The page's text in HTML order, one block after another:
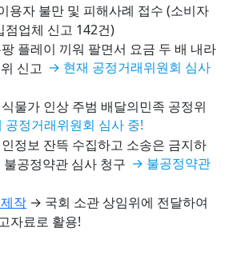
용자 불만 및 피해사례 접수 (소비자
점업체 신고 142건)
플레이 끼워 팔면서 요금 두 배 내라
신고 → 현재 공정거래위원회 심사
물가 인상 주범 배달의민족 공정위
정거래위원회 심사 중!
정보 잔뜩 수집하고 소송은 금지하
불공정약관 심사 청구 → 불공정약관
작 → 국회 소관 상임위에 전달하여
자료로 활용!